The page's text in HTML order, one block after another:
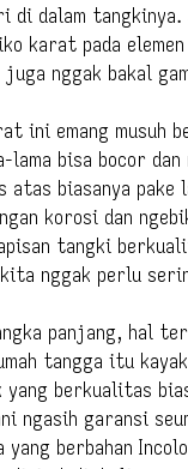
di dalam
karat pada
nggak bakal
ini emang musuh
lama bisa bocor
biasanya pake
korosi dan
tangki
nggak perlu
panjang, hal
tangga itu
yang berkualitas
ngasih garansi
yang berbahan